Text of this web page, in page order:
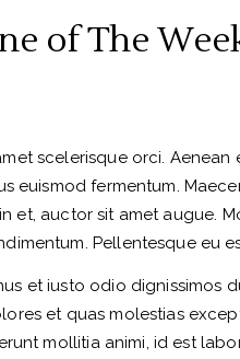
of The
scelerisque orci.
euismod fermentum.
et, auctor sit amet augue.
Pellentesque eu
et iusto odio dignissimos
et quas molestias
mollitia animi, id est